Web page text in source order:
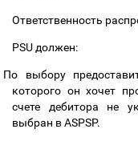
Ответственность
PSU должен:
По выбору
которого он хочет
счете дебитора не
выбран в ASPSP.